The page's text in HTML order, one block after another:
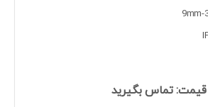
قیمت: تماس بگیرید